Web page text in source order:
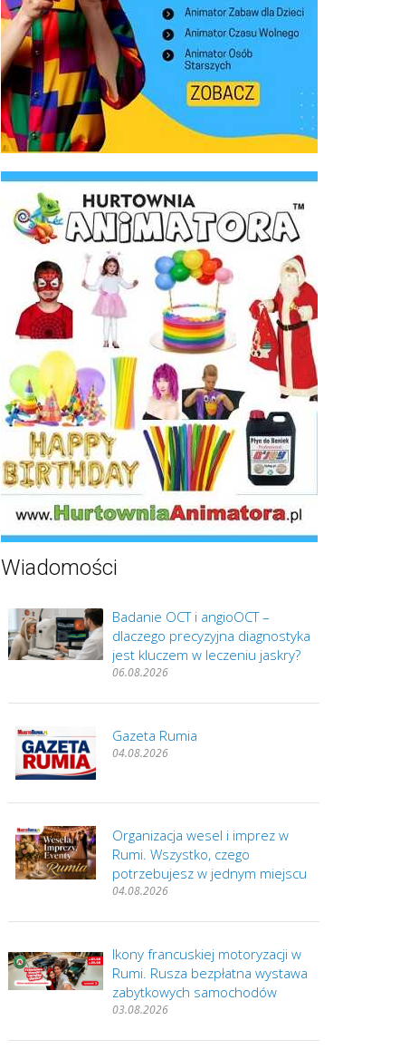
Wiadomości
Badanie OCT i angioOCT –
dlaczego precyzyjna diagnostyka
jest kluczem w leczeniu jaskry?
06.08.2026
Gazeta Rumia
04.08.2026
Organizacja wesel i imprez w
Rumi. Wszystko, czego
potrzebujesz w jednym miejscu
04.08.2026
Ikony francuskiej motoryzacji w
Rumi. Rusza bezpłatna wystawa
zabytkowych samochodów
03.08.2026